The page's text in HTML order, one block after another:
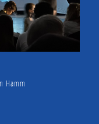
Hamm